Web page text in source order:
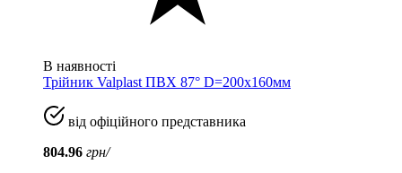
В наявності
Трійник Valplast ПВХ 87° D=200x160мм
від офіційного представника
804.96 грн/